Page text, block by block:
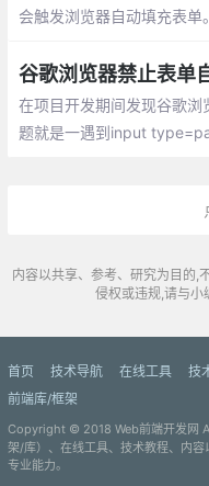
会触发浏览器自动填充表
的
谷歌浏览器禁止表单
在项目开发期间发现谷歌
题就是一遇到input
内容以共享、参考、研究为目的,
侵权或违规,请与小
首页 技术导航 在线工具 技
前端库/框架